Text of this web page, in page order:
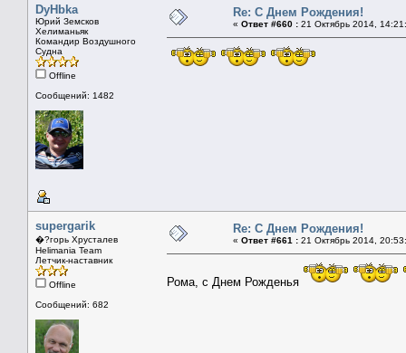
DyHbka
Юрий Земсков
Хелиманьяк
Командир Воздушного
Судна
Offline
Сообщений: 1482
Re: С Днем Рождения!
« Ответ #660 : 21 Октябрь 2014,
supergarik
�?горь Хрусталев
Helimania Team
Летчик-наставник
Offline
Сообщений: 682
Re: С Днем Рождения!
« Ответ #661 : 21 Октябрь 2014,
Рома, с Днем Рожденья